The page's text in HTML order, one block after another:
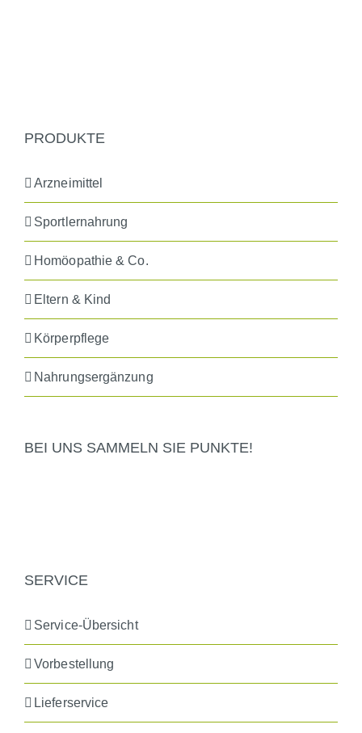
PRODUKTE
Arzneimittel
Sportlernahrung
Homöopathie & Co.
Eltern & Kind
Körperpflege
Nahrungsergänzung
BEI UNS SAMMELN SIE PUNKTE!
SERVICE
Service-Übersicht
Vorbestellung
Lieferservice